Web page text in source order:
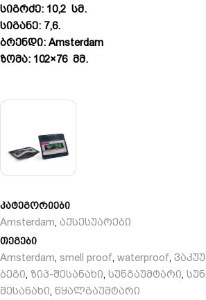
სიგრძე: 10,2 სმ.
სიგანე: 7,6.
ბრენდი: Amsterdam
ზომა: 102×76 მმ.
კატეგორიები
Amsterdam, აქსესუარები
თეგები
Amsterdam, smell proof, waterproof,
ბეგი, ზიპ-შესანახი, სუნგაუმტარი,
შესანახი, წყალგაუმტარი